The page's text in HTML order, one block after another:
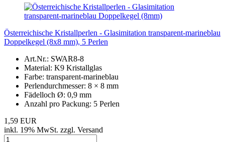
Österreichische Kristallperlen - Glasimitation transparent-marineblau
Doppelkegel (8x8 mm), 5 Perlen
Art.Nr.: SWAR8-8
Material: K9 Kristallglas
Farbe: transparent-marineblau
Perlendurchmesser: 8 × 8 mm
Fädelloch Ø: 0,9 mm
Anzahl pro Packung: 5 Perlen
1,59 EUR
inkl. 19% MwSt. zzgl. Versand